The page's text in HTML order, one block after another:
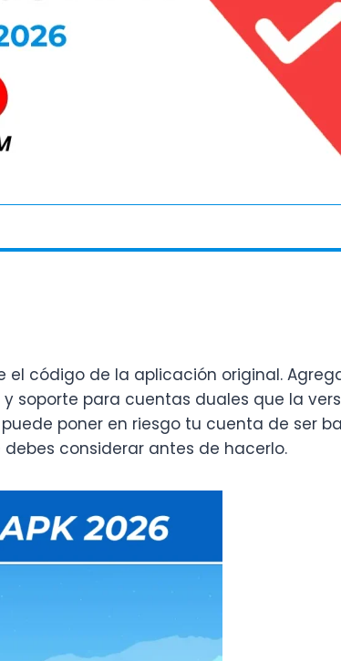
el código de la aplicación original.
soporte para cuentas duales que la
poner en riesgo tu cuenta de ser
considerar antes de hacerlo.